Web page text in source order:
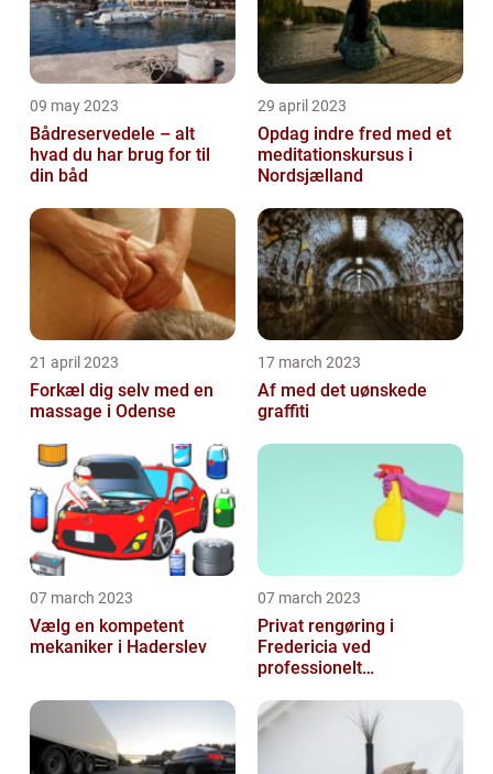
09 may 2023
Bådreservedele – alt
hvad du har brug for til
din båd
29 april 2023
Opdag indre fred med et
meditationskursus i
Nordsjælland
21 april 2023
Forkæl dig selv med en
massage i Odense
17 march 2023
Af med det uønskede
graffiti
07 march 2023
Vælg en kompetent
mekaniker i Haderslev
07 march 2023
Privat rengøring i
Fredericia ved
professionelt